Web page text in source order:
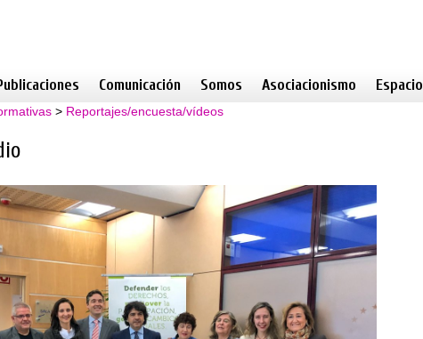
Comunicación Somos Asociacionismo
> Reportajes/encuesta/vídeos